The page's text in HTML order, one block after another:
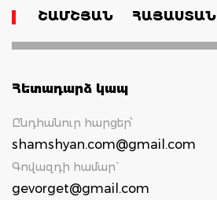
ՇԱՄՇՅԱՆ ՀԱՅԱՍՏԱՆ
Հետադարձ կապ
Ընդհանուր հարցեր՝
shamshyan.com@gmail.com
Գովազդի համար`
gevorget@gmail.com